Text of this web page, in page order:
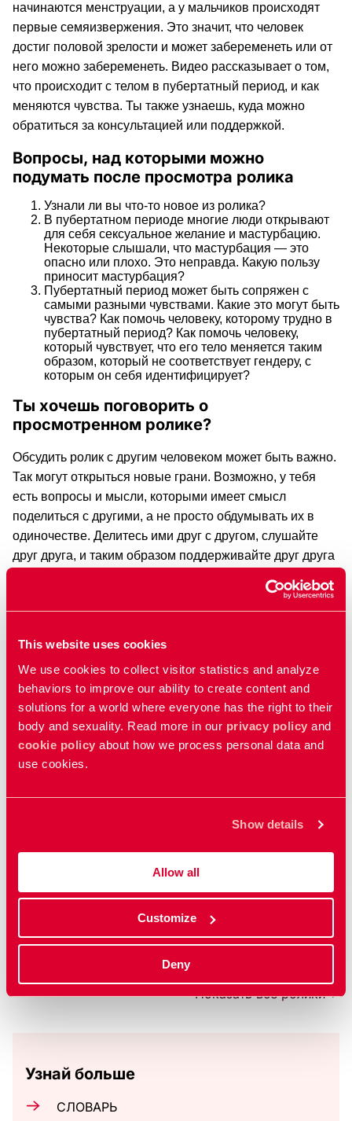
This website uses cookies
We use cookies to collect visitor statistics and analyze
behaviors to improve our ability to create content and
solutions for a world where everyone has the right to their
body and sexuality. Read more in our privacy policy and
cookie policy about how we process personal data and
use cookies.
Show details
Allow all
Customize
Deny
начинаются менструации, а у мальчиков происходят
первые семяизвержения. Это значит, что человек
достиг половой зрелости и может забеременеть или от
него можно забеременеть. Видео рассказывает о том,
что происходит с телом в пубертатный период, и как
меняются чувства. Ты также узнаешь, куда можно
обратиться за консультацией или поддержкой.
Вопросы, над которыми можно
подумать после просмотра ролика
Узнали ли вы что-то новое из ролика?
В пубертатном периоде многие люди открывают
для себя сексуальное желание и мастурбацию.
Некоторые слышали, что мастурбация — это
опасно или плохо. Это неправда. Какую пользу
приносит мастурбация?
Пубертатный период может быть сопряжен с
самыми разными чувствами. Какие это могут быть
чувства? Как помочь человеку, которому трудно в
пубертатный период? Как помочь человеку,
который чувствует, что его тело меняется таким
образом, который не соответствует гендеру, с
которым он себя идентифицирует?
Ты хочешь поговорить о
просмотренном ролике?
Обсудить ролик с другим человеком может быть важно.
Так могут открыться новые грани. Возможно, у тебя
есть вопросы и мысли, которыми имеет смысл
поделиться с другими, а не просто обдумывать их в
одиночестве. Делитесь ими друг с другом, слушайте
друг друга, и таким образом поддерживайте друг друга
Ролики по теме
Менструация
Противозачаточные средства
Желание и наслаждение
Desire and pleasure
Показать все ролики
Узнай больше
СЛОВАРЬ